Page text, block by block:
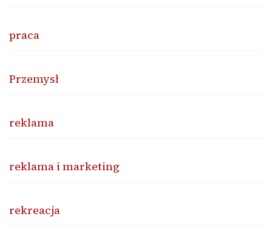
praca
Przemysł
reklama
reklama i marketing
rekreacja